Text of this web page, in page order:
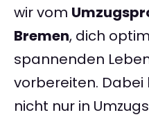
wir vom
Bremen, dich
spannenden
vorbereiten.
nicht nur in